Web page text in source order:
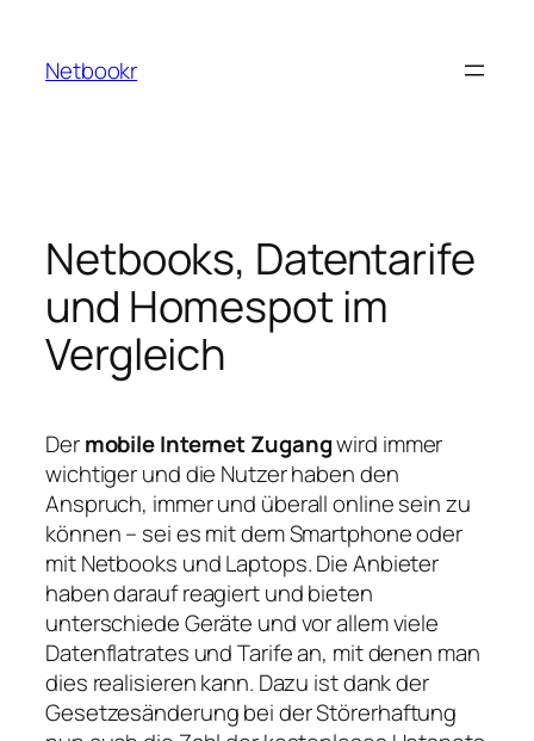
springen
Netbookr
Netbooks, Datentarife
und Homespot im
Vergleich
Dermobile Internet Zugangwird immer
wichtiger und die Nutzer haben den
Anspruch, immer und überall online sein zu
können – sei es mit dem Smartphone oder
mit Netbooks und Laptops. Die Anbieter
haben darauf reagiert und bieten
unterschiede Geräte und vor allem viele
Datenflatrates und Tarife an, mit denen man
dies realisieren kann. Dazu ist dank der
Gesetzesänderung bei der Störerhaftung